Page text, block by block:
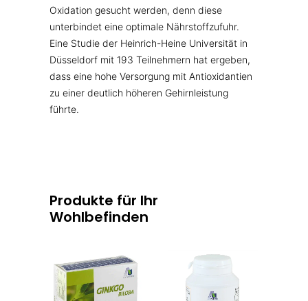
Oxidation gesucht werden, denn diese
unterbindet eine optimale Nährstoffzufuhr.
Eine Studie der Heinrich-Heine Universität in
Düsseldorf mit 193 Teilnehmern hat ergeben,
dass eine hohe Versorgung mit Antioxidantien
zu einer deutlich höheren Gehirnleistung
führte.
Produkte für Ihr
Wohlbefinden